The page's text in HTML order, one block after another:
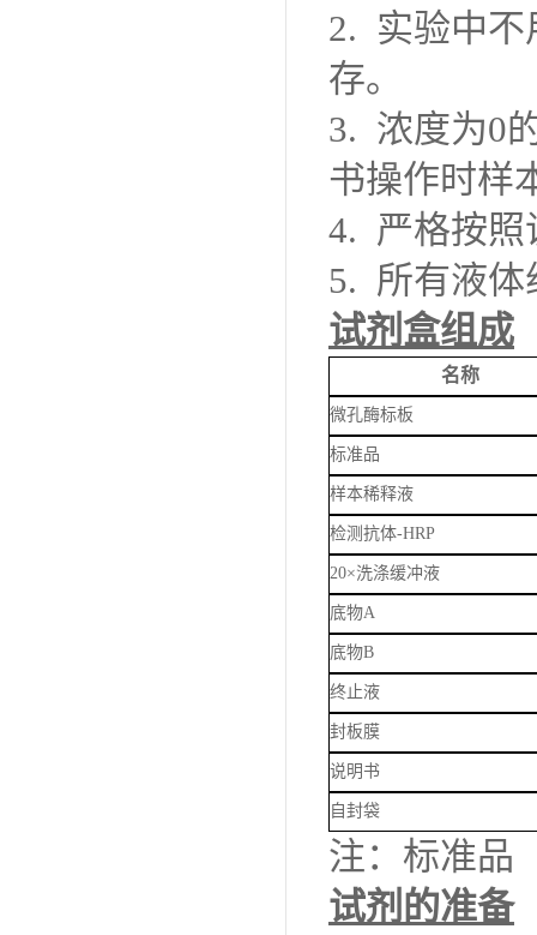
2. 实验中
存。
3. 浓度为0
书操作时样
4. 严格按照
5. 所有液体
试剂盒组成
名称
微孔酶标板
标准品
样本稀释液
检测抗体-HRP
20×洗涤缓冲液
底物A
底物B
终止液
封板膜
说明书
自封袋
注：标准品
试剂的准备